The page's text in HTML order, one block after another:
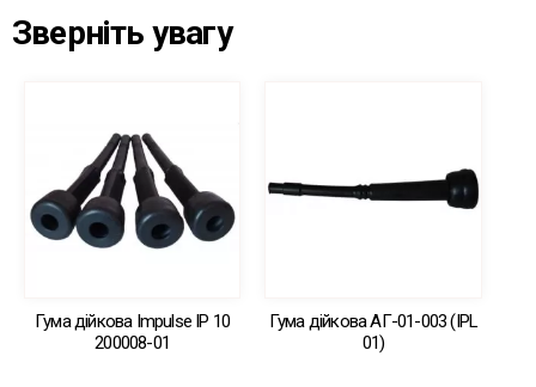
Зверніть увагу
Гума дійкова Impulse IP 10
200008-01
Гума дійкова АГ-01-003 (IPL
01)